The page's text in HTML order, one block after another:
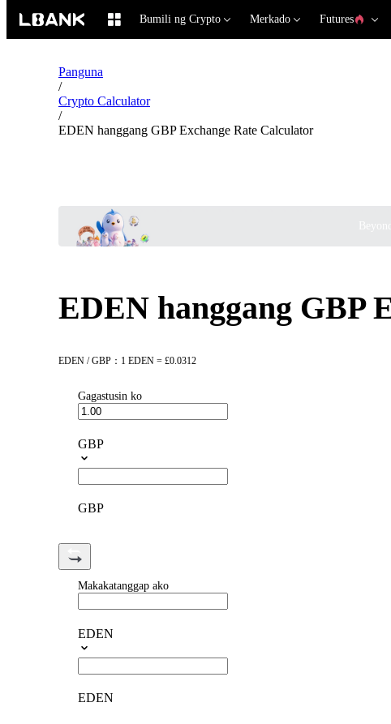
Bumili ng Crypto Merkado Futures
Panguna
/
Crypto Calculator
/
EDEN hanggang GBP Exchange Rate Calculator
EDEN hanggang GBP
EDEN / GBP：1 EDEN = £0.0312
Gagastusin ko
GBP
GBP
Makakatanggap ako
EDEN
EDEN